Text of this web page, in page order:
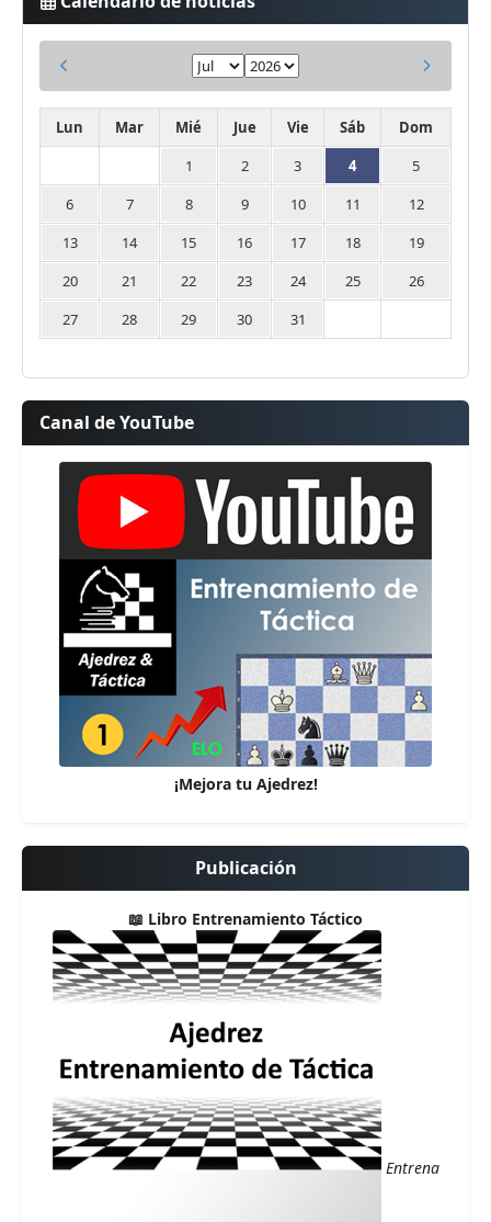
Lun Mar Mié Jue Vie Sáb
Dom
1
2 3 4
5
6
7 8 9 10 11
12
13
14 15 16 17 18
19
20
21 22 23 24 25
26
27
28 29 30 31
Canal de YouTube
¡Mejora tu Ajedrez!
Publicación
📖 Libro Entrenamiento Táctico
Entrena